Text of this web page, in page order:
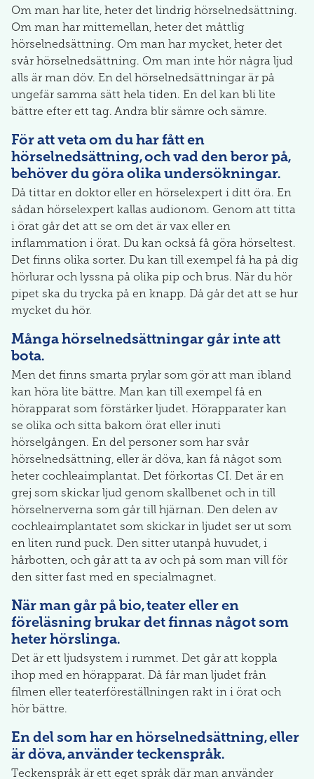
Om man har lite, heter det lindrig hörselnedsättning.
Om man har mittemellan, heter det måttlig
hörselnedsättning. Om man har mycket, heter det
svår hörselnedsättning. Om man inte hör några ljud
alls är man döv. En del hörselnedsättningar är på
ungefär samma sätt hela tiden. En del kan bli lite
bättre efter ett tag. Andra blir sämre och sämre.
För att veta om du har fått en
hörselnedsättning, och vad den beror på,
behöver du göra olika undersökningar.
Då tittar en doktor eller en hörselexpert i ditt öra. En
sådan hörselexpert kallas audionom. Genom att titta
i örat går det att se om det är vax eller en
inflammation i örat. Du kan också få göra hörseltest.
Det finns olika sorter. Du kan till exempel få ha på dig
hörlurar och lyssna på olika pip och brus. När du hör
pipet ska du trycka på en knapp. Då går det att se hur
mycket du hör.
Många hörselnedsättningar går inte att
bota.
Men det finns smarta prylar som gör att man ibland
kan höra lite bättre. Man kan till exempel få en
hörapparat som förstärker ljudet. Hörapparater kan
se olika och sitta bakom örat eller inuti
hörselgången. En del personer som har svår
hörselnedsättning, eller är döva, kan få något som
heter cochleaimplantat. Det förkortas CI. Det är en
grej som skickar ljud genom skallbenet och in till
hörselnerverna som går till hjärnan. Den delen av
cochleaimplantatet som skickar in ljudet ser ut som
en liten rund puck. Den sitter utanpå huvudet, i
hårbotten, och går att ta av och på som man vill för
den sitter fast med en specialmagnet.
När man går på bio, teater eller en
föreläsning brukar det finnas något som
heter hörslinga.
Det är ett ljudsystem i rummet. Det går att koppla
ihop med en hörapparat. Då får man ljudet från
filmen eller teaterföreställningen rakt in i örat och
hör bättre.
En del som har en hörselnedsättning, eller
är döva, använder teckenspråk.
Teckenspråk är ett eget språk där man använder